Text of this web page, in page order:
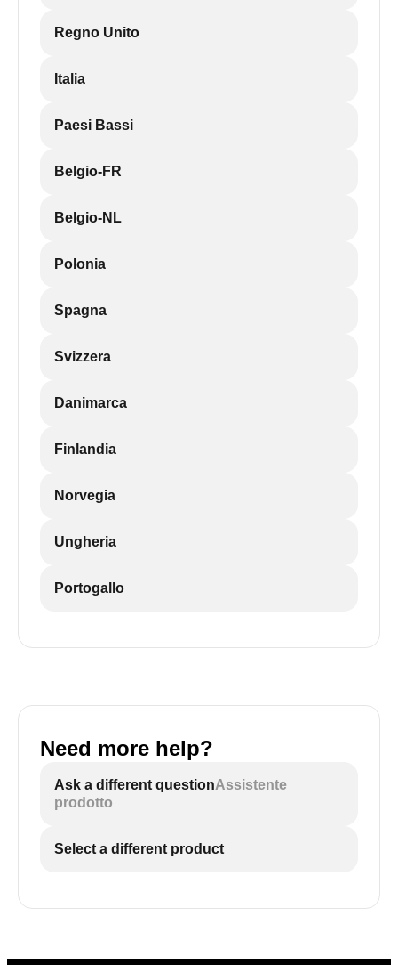
Regno Unito
Italia
Paesi Bassi
Belgio-FR
Belgio-NL
Polonia
Spagna
Svizzera
Danimarca
Finlandia
Norvegia
Ungheria
Portogallo
Need more help?
Ask a different questionAssistente
prodotto
Select a different product